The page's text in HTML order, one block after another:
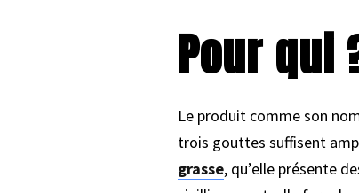
Pour qui
Le produit comme son
trois gouttes suffisent
grasse, qu’elle présente